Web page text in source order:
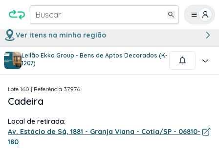
Buscar
Ver itens na minha região
Leilão Ekko Group - Bens de Aptos Decorados (K-
1207)
1/1
Lote 160 | Referência 37976
Cadeira
Local de retirada:
Av. Estácio de Sá, 1881 - Granja Viana - Cotia/SP - 06810-
180